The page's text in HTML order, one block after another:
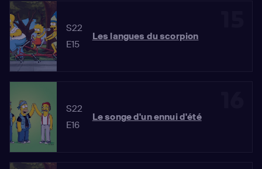
S22
E15
Les langues du scorpion
S22
E16
Le songe d'un ennui d'été